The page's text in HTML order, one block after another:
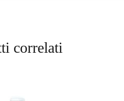
correlati